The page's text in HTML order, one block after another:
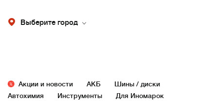
Выберите город
Акции и новости АКБ
Шины / диски
Автохимия
Инструменты
Для Иномарок